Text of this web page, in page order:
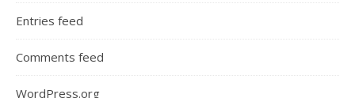
Entries feed
Comments feed
WordPress.org